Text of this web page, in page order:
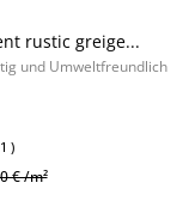
rustic greige...
und Umweltfreundlich
)
€ /m²